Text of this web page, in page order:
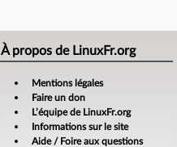
À propos de LinuxFr.org
Mentions légales
Faire un don
L’équipe de LinuxFr.org
Informations sur le site
Aide / Foire aux questions